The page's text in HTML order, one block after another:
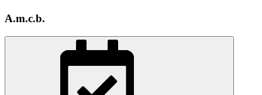
A.m.c.b.